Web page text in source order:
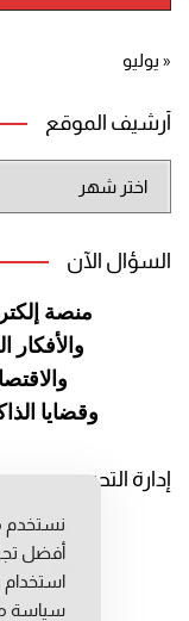
« يوليو
أرشيف الموقع
الموقع
السؤال الآن
منصة
والأفكار
وقضايا
إدارة التحرير
رئيس
رئيس
نستخدم
أفضل
سياسة